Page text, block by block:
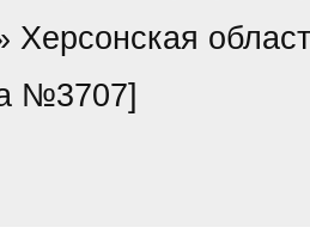
Херсонская
№3707]